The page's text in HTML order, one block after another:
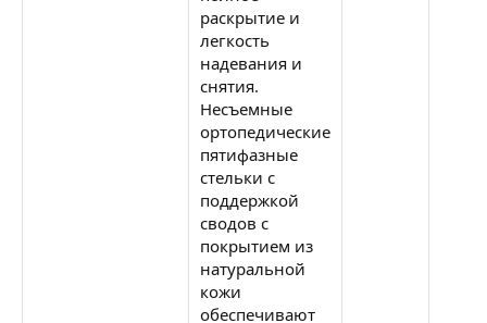
раскрытие и
легкость
надевания и
снятия.
Несъемные
ортопедические
пятифазные
стельки с
поддержкой
сводов с
покрытием из
натуральной
кожи
обеспечивают